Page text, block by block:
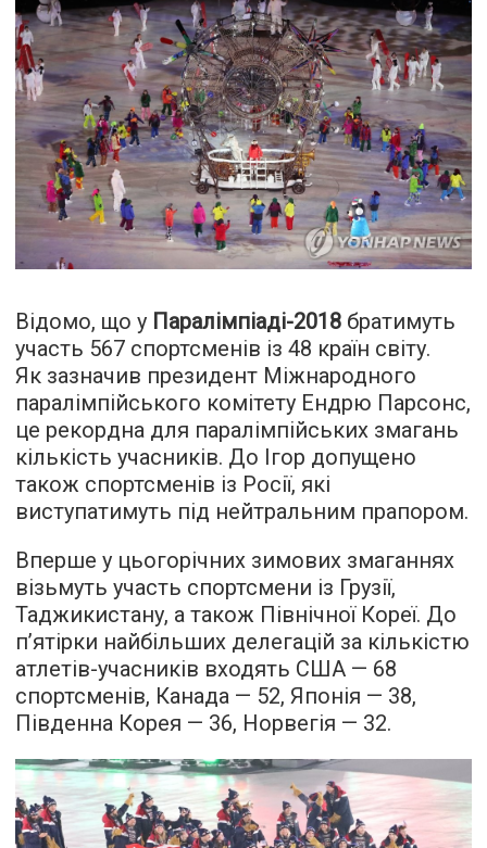
Відомо, що у Паралімпіаді-2018 братимуть
участь 567 спортсменів із 48 країн світу.
Як зазначив президент Міжнародного
паралімпійського комітету Ендрю Парсонс,
це рекордна для паралімпійських змагань
кількість учасників. До Ігор допущено
також спортсменів із Росії, які
виступатимуть під нейтральним прапором.
Вперше у цьогорічних зимових змаганнях
візьмуть участь спортсмени із Грузії,
Таджикистану, а також Північної Кореї. До
п’ятірки найбільших делегацій за кількістю
атлетів-учасників входять США — 68
спортсменів, Канада — 52, Японія — 38,
Південна Корея — 36, Норвегія — 32.